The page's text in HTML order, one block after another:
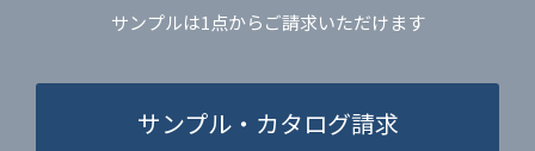
サンプルは1点からご請求いただけます
サンプル・カタログ請求